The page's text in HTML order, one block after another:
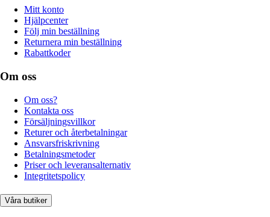
Mitt konto
Hjälpcenter
Följ min beställning
Returnera min beställning
Rabattkoder
Om oss
Om oss?
Kontakta oss
Försäljningsvillkor
Returer och återbetalningar
Ansvarsfriskrivning
Betalningsmetoder
Priser och leveransalternativ
Integritetspolicy
Våra butiker